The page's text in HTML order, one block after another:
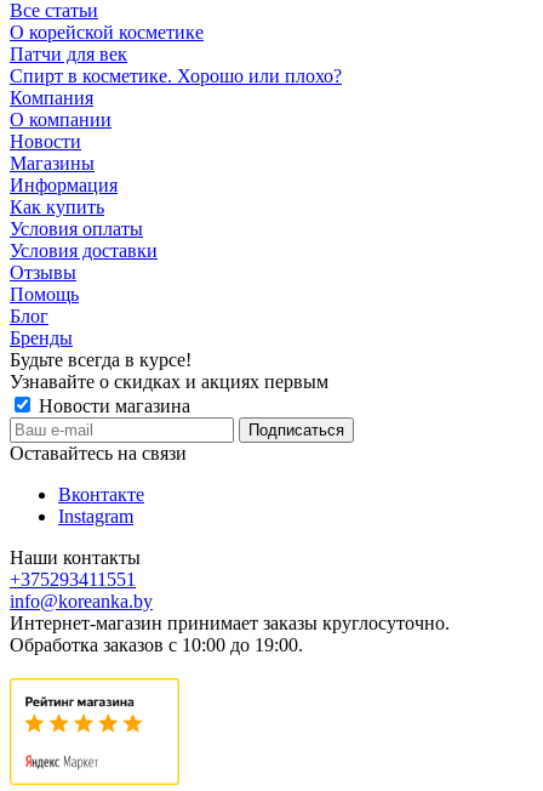
Все статьи
О корейской косметике
Патчи для век
Спирт в косметике. Хорошо или плохо?
Компания
О компании
Новости
Магазины
Информация
Как купить
Условия оплаты
Условия доставки
Отзывы
Помощь
Блог
Бренды
Будьте всегда в курсе!
Узнавайте о скидках и акциях первым
Новости магазина
Оставайтесь на связи
Вконтакте
Instagram
Наши контакты
+375293411551
info@koreanka.by
Интернет-магазин принимает заказы круглосуточно.
Обработка заказов с 10:00 до 19:00.